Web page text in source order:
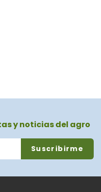
y noticias del agro